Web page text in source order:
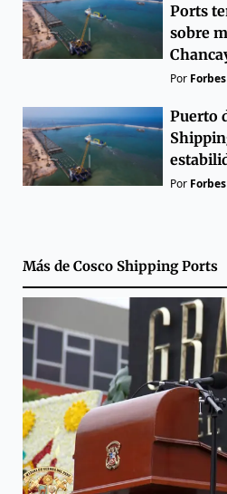
Ports
sobre
Por
Puerto
Por
Más de Cosco Shipping Ports